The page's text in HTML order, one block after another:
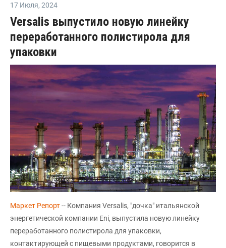
17 Июля, 2024
Versalis выпустило новую линейку
переработанного полистирола для
упаковки
Маркет Репорт-- Компания Versalis, "дочка" итальянской
энергетической компании Eni, выпустила новую линейку
переработанного полистирола для упаковки,
контактирующей с пищевыми продуктами, говорится в